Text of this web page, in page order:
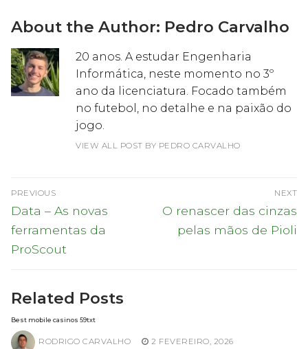
About the Author: Pedro Carvalho
20 anos. A estudar Engenharia
Informática, neste momento no 3º
ano da licenciatura. Focado também
no futebol, no detalhe e na paixão do
jogo.
VIEW ALL POST BY PEDRO CARVALHO
Navegação
de
artigos
PREVIOUS
Previous
post:
Data – As novas
ferramentas da
ProScout
NEXT
Next
post:
O renascer das cinzas
pelas mãos de Pioli
Related Posts
Best mobile casinos 59txt
RODRIGO CARVALHO 2 FEVEREIRO, 2026